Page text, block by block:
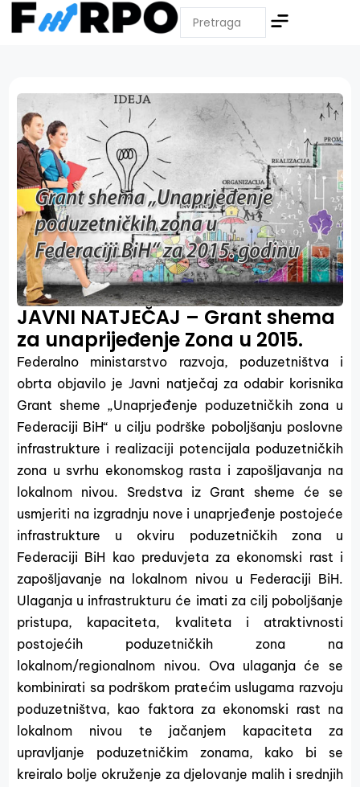
JAVNI NATJEČAJ – Grant shema
za unaprijeđenje Zona u 2015.
Federalno ministarstvo razvoja, poduzetništva i
obrta objavilo je Javni natječaj za odabir korisnika
Grant sheme „Unaprjeđenje poduzetničkih zona u
Federaciji BiH“ u cilju podrške poboljšanju poslovne
infrastrukture i realizaciji potencijala poduzetničkih
zona u svrhu ekonomskog rasta i zapošljavanja na
lokalnom nivou. Sredstva iz Grant sheme će se
usmjeriti na izgradnju nove i unaprjeđenje postojeće
infrastrukture u okviru poduzetničkih zona u
Federaciji BiH kao preduvjeta za ekonomski rast i
zapošljavanje na lokalnom nivou u Federaciji BiH.
Ulaganja u infrastrukturu će imati za cilj poboljšanje
pristupa, kapaciteta, kvaliteta i atraktivnosti
postojećih poduzetničkih zona na
lokalnom/regionalnom nivou. Ova ulaganja će se
kombinirati sa podrškom pratećim uslugama razvoju
poduzetništva, kao faktora za ekonomski rast na
lokalnom nivou te jačanjem kapaciteta za
upravljanje poduzetničkim zonama, kako bi se
kreiralo bolje okruženje za djelovanje malih i srednjih